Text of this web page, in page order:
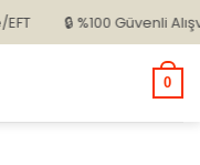
🔒 %100 Güvenli Alışveriş
0